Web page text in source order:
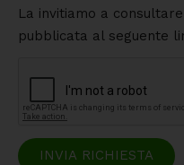
La invitiamo a
pubblicata al seguente
INVIA RICHIESTA